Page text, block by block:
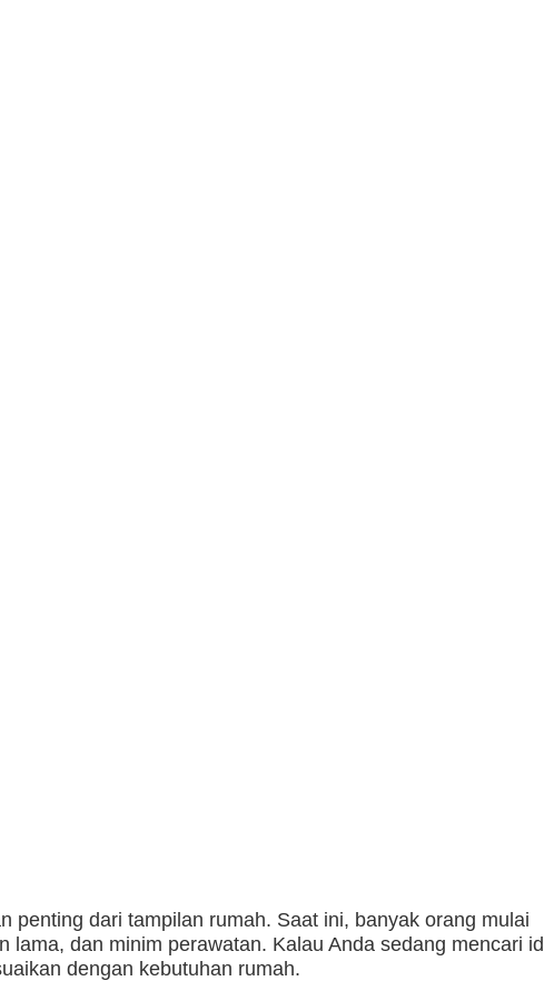
penting dari tampilan rumah. Saat ini, banyak orang mulai
dan minim perawatan. Kalau Anda sedang mencari
dengan kebutuhan rumah.